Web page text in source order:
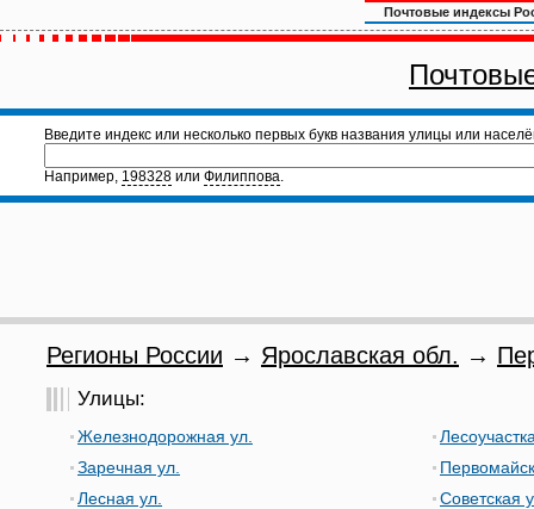
Почтовые индексы
Введите индекс или несколько первых букв названия улицы или
Например, 198328 или Филиппова.
Регионы России → Ярославская обл. →
Улицы:
Железнодорожная ул.
Заречная ул.
Лесная ул.
Советская